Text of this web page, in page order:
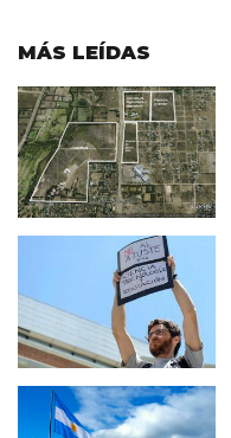
MÁS LEÍDAS
Imagen
Imagen